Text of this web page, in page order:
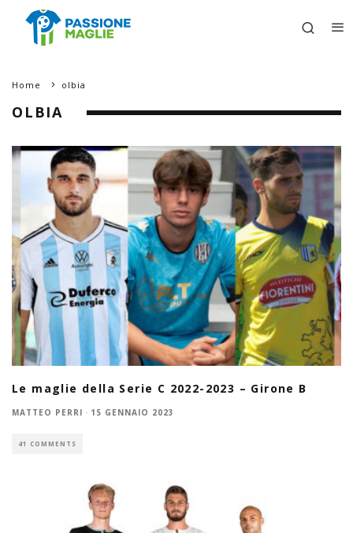
Home olbia
OLBIA
Le maglie della Serie C 2022-2023 – Girone B
MATTEO PERRI · 15 GENNAIO 2023
41 COMMENTS